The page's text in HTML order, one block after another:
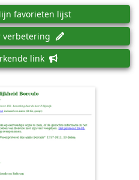
favorieten lijst
verbetering
link